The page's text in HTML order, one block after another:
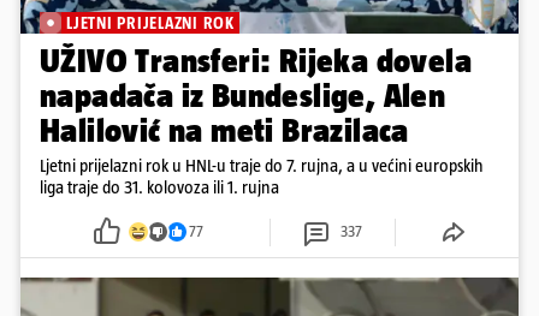
LJETNI PRIJELAZNI ROK
UŽIVO Transferi: Rijeka dovela
napadača iz Bundeslige, Alen
Halilović na meti Brazilaca
Ljetni prijelazni rok u HNL-u traje do 7. rujna, a u većini europskih
liga traje do 31. kolovoza ili 1. rujna
77 337